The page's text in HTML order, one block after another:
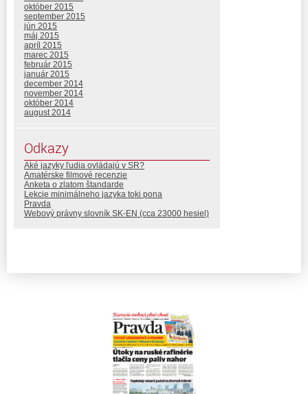
október 2015
september 2015
jún 2015
máj 2015
apríl 2015
marec 2015
február 2015
január 2015
december 2014
november 2014
október 2014
august 2014
Odkazy
Aké jazyky ľudia ovládajú v SR?
Amatérske filmové recenzie
Anketa o zlatom štandarde
Lekcie minimálneho jazyka toki pona
Pravda
Webový právny slovník SK-EN (cca 23000 hesiel)